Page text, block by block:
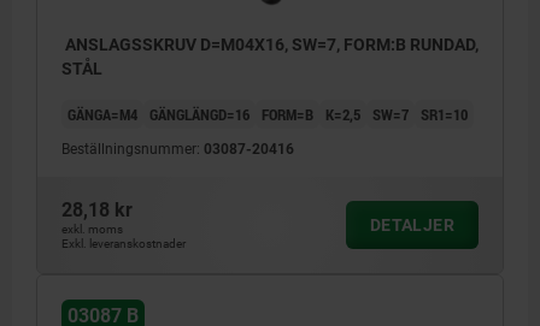
ANSLAGSSKRUV D=M04X16, SW=7, FORM:B RUNDAD,
STÅL
GÄNGA=M4 GÄNGLÄNGD=16 FORM=B K=2,5 SW=7 SR1=10
Beställningsnummer: 03087-20416
28,18 kr
exkl. moms
Exkl. leveranskostnader
DETALJER
03087 B